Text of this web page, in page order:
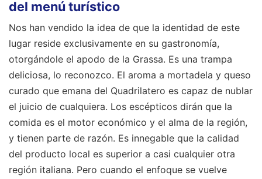
del menú turístico
Nos han vendido la idea de que la identidad de este
lugar reside exclusivamente en su gastronomía,
otorgándole el apodo de la Grassa. Es una trampa
deliciosa, lo reconozco. El aroma a mortadela y queso
curado que emana del Quadrilatero es capaz de nublar
el juicio de cualquiera. Los escépticos dirán que la
comida es el motor económico y el alma de la región,
y tienen parte de razón. Es innegable que la calidad
del producto local es superior a casi cualquier otra
región italiana. Pero cuando el enfoque se vuelve